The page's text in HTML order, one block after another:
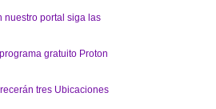
nuestro portal siga las
gratuito Proton
tres Ubicaciones